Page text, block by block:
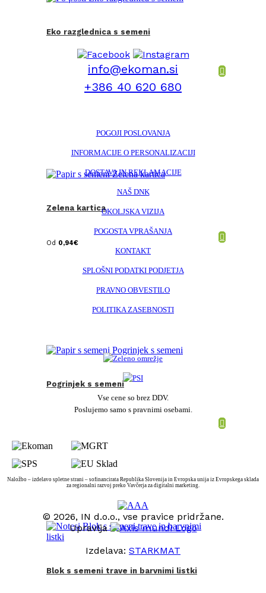
Eko razglednica s semeni
Zelena kartica
Od 0,94€
Pogrinjek s semeni
Blok s semeni trave in barvnimi listki
info@ekoman.si
+386 40 620 680
POGOJI POSLOVANJA
INFORMACIJE O PERSONALIZACIJI
DOSTAVA IN REKLAMACIJE
NAŠ DNK
OKOLJSKA VIZIJA
POGOSTA VPRAŠANJA
KONTAKT
SPLOŠNI PODATKI PODJETJA
PRAVNO OBVESTILO
POLITIKA ZASEBNOSTI
Vse cene so brez DDV.
Poslujemo samo s pravnimi osebami.
Naložbo – izdelavo spletne strani – sofinancirata Republika Slovenija in Evropska unija iz Evropskega sklada
za regionalni razvoj preko Vavčerja za digitalni marketing.
© 2026, IN d.o.o., vse pravice pridržane.
Upravlja
Izdelava: STARKMAT